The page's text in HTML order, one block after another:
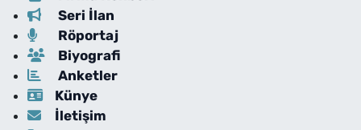
Seri İlan
Röportaj
Biyografi
Anketler
Künye
İletişim